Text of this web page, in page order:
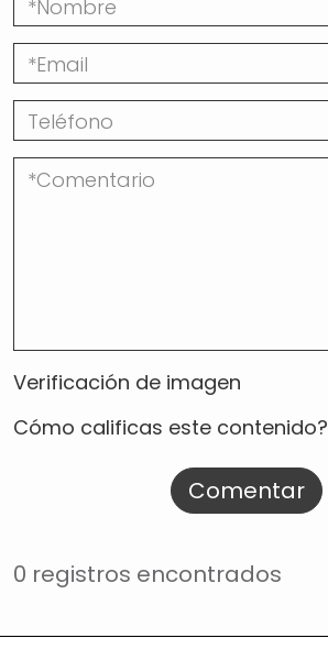
Verificación de imagen
Cómo calificas este contenido?
Comentar
0 registros encontrados